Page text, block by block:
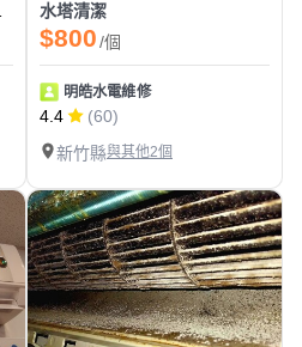
水塔清潔
$800/個
明皓水電維修
4.4
(60)
新竹縣與其他2個